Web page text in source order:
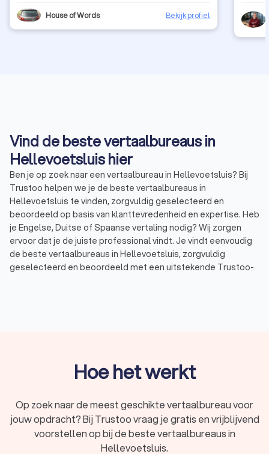
House of Words Bekijk profiel
Vind de beste vertaalbureaus in
Hellevoetsluis hier
Ben je op zoek naar een vertaalbureau in Hellevoetsluis? Bij
Trustoo helpen we je de beste vertaalbureaus in
Hellevoetsluis te vinden, zorgvuldig geselecteerd en
beoordeeld op basis van klanttevredenheid en expertise. Heb
je Engelse, Duitse of Spaanse vertaling nodig? Wij zorgen
ervoor dat je de juiste professional vindt. Je vindt eenvoudig
de beste vertaalbureaus in Hellevoetsluis, zorgvuldig
geselecteerd en beoordeeld met een uitstekende Trustoo-
Vind het beste vertaalbureau in
Hellevoetsluis voor jouw vertalingen
Ben je op zoek naar een professioneel vertaalbureau in
Hellevoetsluis voor hoogwaardige vertalingen? Ben je op
Hoe het werkt
Op zoek naar de meest geschikte vertaalbureau voor
jouw opdracht? Bij Trustoo vraag je gratis en vrijblijvend
voorstellen op bij de beste vertaalbureaus in
Hellevoetsluis.